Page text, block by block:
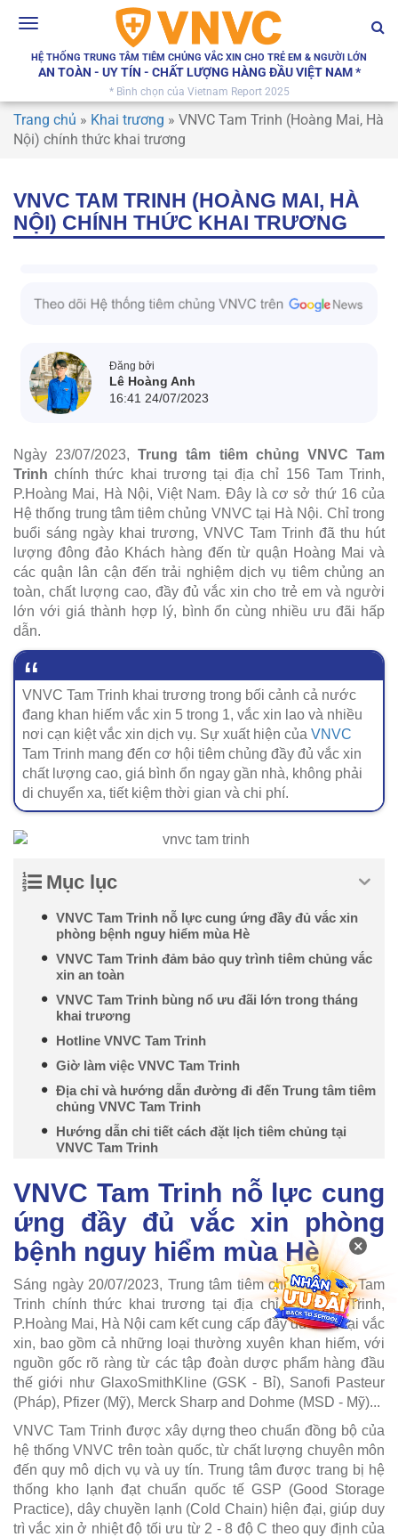
Toggle
HỆ THỐNG TRUNG TÂM TIÊM CHỦNG VẮC XIN CHO TRẺ EM & NGƯỜI LỚN
AN TOÀN - UY TÍN - CHẤT LƯỢNG HÀNG ĐẦU VIỆT NAM *
* Bình chọn của Vietnam Report 2025
Trang chủ » Khai trương » VNVC Tam Trinh (Hoàng Mai, Hà
Nội) chính thức khai trương
VNVC TAM TRINH (HOÀNG MAI, HÀ
NỘI) CHÍNH THỨC KHAI TRƯƠNG
Đăng bởi
Lê Hoàng Anh
16:41 24/07/2023
Ngày 23/07/2023,Trung tâm tiêm chủng VNVC Tam
Trinh chính thức khai trương tại địa chỉ 156 Tam Trinh,
P.Hoàng Mai, Hà Nội, Việt Nam. Đây là cơ sở thứ 16 của
Hệ thống trung tâm tiêm chủng VNVC tại Hà Nội. Chỉ trong
buổi sáng ngày khai trương, VNVC Tam Trinh đã thu hút
lượng đông đảo Khách hàng đến từ quận Hoàng Mai và
các quận lân cận đến trải nghiệm dịch vụ tiêm chủng an
toàn, chất lượng cao, đầy đủ vắc xin cho trẻ em và người
lớn với giá thành hợp lý, bình ổn cùng nhiều ưu đãi hấp
dẫn.
VNVC Tam Trinh khai trương trong bối cảnh cả nước
đang khan hiếm vắc xin 5 trong 1, vắc xin lao và nhiều
nơi cạn kiệt vắc xin dịch vụ. Sự xuất hiện của VNVC
Tam Trinh mang đến cơ hội tiêm chủng đầy đủ vắc xin
chất lượng cao, giá bình ổn ngay gần nhà, không phải
di chuyển xa, tiết kiệm thời gian và chi phí.
Mục lục
VNVC Tam Trinh nỗ lực cung ứng đầy đủ vắc xin
phòng bệnh nguy hiểm mùa Hè
VNVC Tam Trinh đảm bảo quy trình tiêm chủng vắc
xin an toàn
VNVC Tam Trinh bùng nổ ưu đãi lớn trong tháng
khai trương
Hotline VNVC Tam Trinh
Giờ làm việc VNVC Tam Trinh
Địa chỉ và hướng dẫn đường đi đến Trung tâm tiêm
chủng VNVC Tam Trinh
Hướng dẫn chi tiết cách đặt lịch tiêm chủng tại
VNVC Tam Trinh
VNVC Tam Trinh nỗ lực cung
ứng đầy đủ vắc xin phòng
bệnh nguy hiểm mùa Hè
Sáng ngày 20/07/2023, Trung tâm tiêm chủng VNVC Tam
Trinh chính thức khai trương tại địa chỉ 156 Tam Trinh,
P.Hoàng Mai, Hà Nội cam kết cung cấp đầy đủ các loại vắc
xin, bao gồm cả những loại thường xuyên khan hiếm, với
nguồn gốc rõ ràng từ các tập đoàn dược phẩm hàng đầu
thế giới như GlaxoSmithKline (GSK - Bỉ), Sanofi Pasteur
(Pháp), Pfizer (Mỹ), Merck Sharp and Dohme (MSD - Mỹ)...
VNVC Tam Trinh được xây dựng theo chuẩn đồng bộ của
hệ thống VNVC trên toàn quốc, từ chất lượng chuyên môn
đến quy mô dịch vụ và uy tín. Trung tâm được trang bị hệ
thống kho lạnh đạt chuẩn quốc tế GSP (Good Storage
Practice), dây chuyền lạnh (Cold Chain) hiện đại, giúp duy
trì vắc xin ở nhiệt độ tối ưu từ 2 - 8 độ C theo quy định của
×